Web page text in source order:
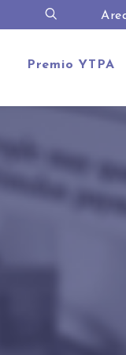
Premio YTPA